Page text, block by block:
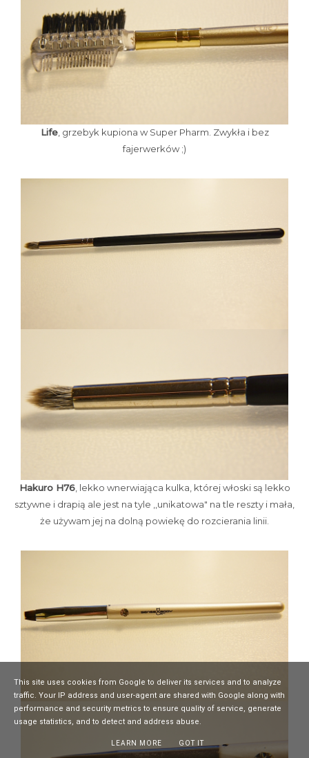
Life, grzebyk kupiona w Super Pharm. Zwykła i bez
fajerwerków ;)
Hakuro H76, lekko wnerwiająca kulka, której włoski są lekko
sztywne i drapią ale jest na tyle ,,unikatowa" na tle reszty i mała,
że używam jej na dolną powiekę do rozcierania linii.
This site uses cookies from Google to deliver its services and to analyze
traffic. Your IP address and user-agent are shared with Google along with
performance and security metrics to ensure quality of service, generate
usage statistics, and to detect and address abuse.
LEARN MORE GOT IT